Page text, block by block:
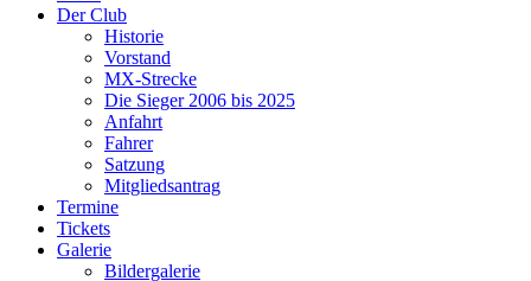
Der Club
Historie
Vorstand
MX-Strecke
Die Sieger 2006 bis 2025
Anfahrt
Fahrer
Satzung
Mitgliedsantrag
Termine
Tickets
Galerie
Bildergalerie